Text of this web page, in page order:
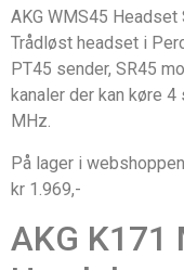
AKG WMS45 Headset
Trådløst headset i
PT45 sender, SR45
kanaler der kan køre
MHz.
På lager i
kr 1.969,-
AKG K171